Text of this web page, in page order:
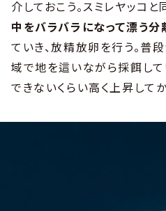
介しておこう。スミレヤッコと
中をバラバラになって漂う
ていき、放精放卵を行う。普
域で地を這いながら採餌し
できないくらい高く上昇して